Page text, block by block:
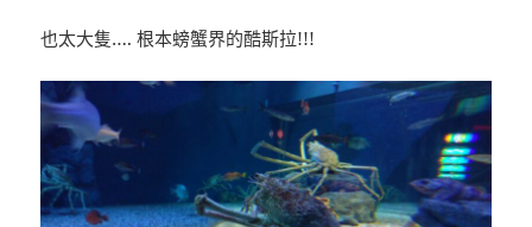
也太大隻…. 根本螃蟹界的酷斯拉!!!